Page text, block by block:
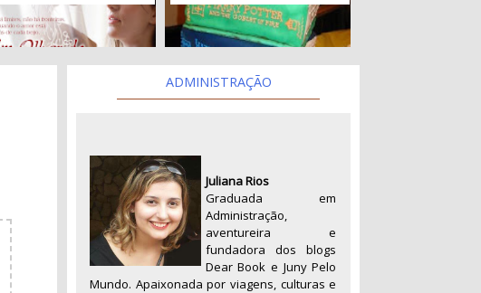
ADMINISTRAÇÃO
Juliana Rios
Graduada em
Administração,
aventureira e
fundadora dos blogs
Dear Book e Juny Pelo
Mundo. Apaixonada por viagens, culturas e